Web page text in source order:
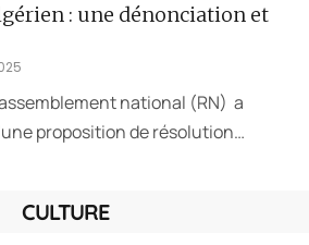
: une dénonciation et
national (RN) a
proposition de résolution…
CULTURE